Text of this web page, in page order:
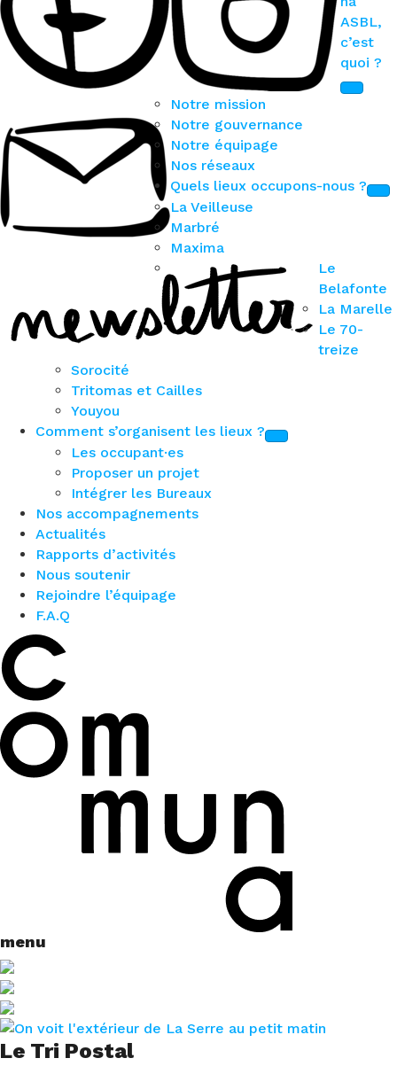
ASBL,
c’est
quoi ?
Notre mission
Notre gouvernance
Notre équipage
Nos réseaux
Quels lieux occupons-nous ?
La Veilleuse
Marbré
Maxima
Le
Belafonte
La Marelle
Le 70-
treize
Sorocité
Tritomas et Cailles
Youyou
Comment s’organisent les lieux ?
Les occupant·es
Proposer un projet
Intégrer les Bureaux
Nos accompagnements
Actualités
Rapports d’activités
Nous soutenir
Rejoindre l’équipage
F.A.Q
menu
Le Tri Postal